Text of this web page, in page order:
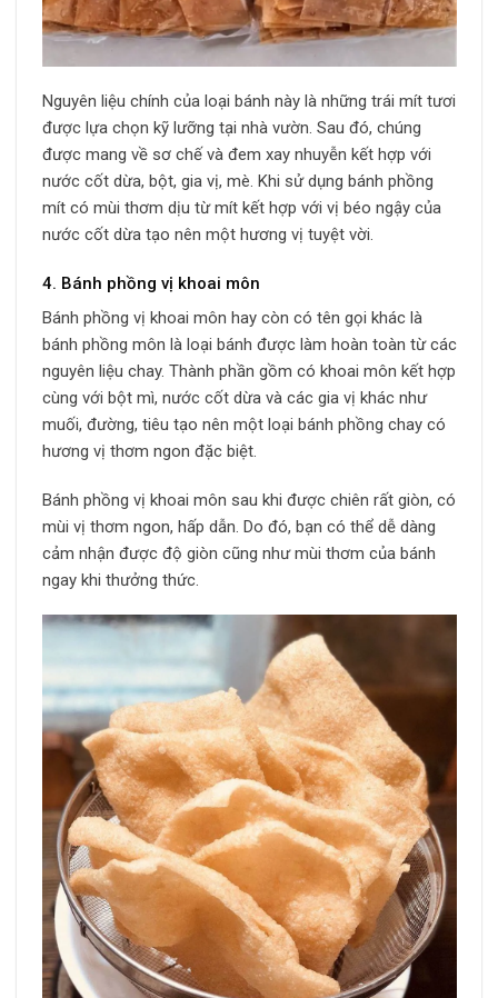
Nguyên liệu chính của loại bánh này là những trái mít tươi
được lựa chọn kỹ lưỡng tại nhà vườn. Sau đó, chúng
được mang về sơ chế và đem xay nhuyễn kết hợp với
nước cốt dừa, bột, gia vị, mè. Khi sử dụng bánh phồng
mít có mùi thơm dịu từ mít kết hợp với vị béo ngậy của
nước cốt dừa tạo nên một hương vị tuyệt vời.
4. Bánh phồng vị khoai môn
Bánh phồng vị khoai môn hay còn có tên gọi khác là
bánh phồng môn là loại bánh được làm hoàn toàn từ các
nguyên liệu chay. Thành phần gồm có khoai môn kết hợp
cùng với bột mì, nước cốt dừa và các gia vị khác như
muối, đường, tiêu tạo nên một loại bánh phồng chay có
hương vị thơm ngon đặc biệt.
Bánh phồng vị khoai môn sau khi được chiên rất giòn, có
mùi vị thơm ngon, hấp dẫn. Do đó, bạn có thể dễ dàng
cảm nhận được độ giòn cũng như mùi thơm của bánh
ngay khi thưởng thức.